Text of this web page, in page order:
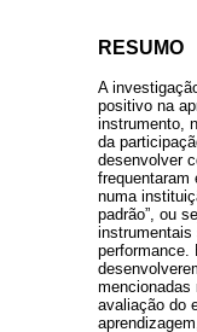
RESUMO
A
positivo na
instrumento,
da
desenvolver
frequentaram
numa
padrão”, ou
instrumentais
performance.
mencionadas
avaliação do